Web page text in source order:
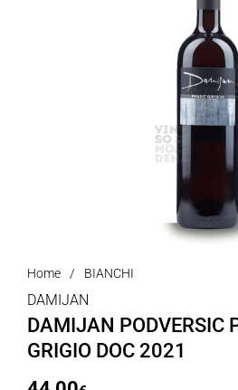
Home / BIANCHI
DAMIJAN
DAMIJAN PODVERSIC
GRIGIO DOC 2021